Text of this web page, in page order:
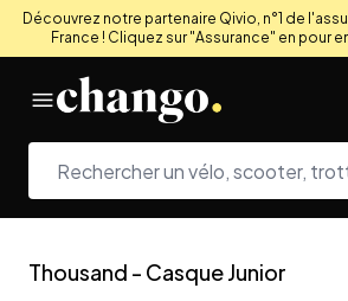
Découvrez notre partenaire Qivio, n°1 de
France ! Cliquez sur "Assurance" en pour
Thousand - Casque Junior